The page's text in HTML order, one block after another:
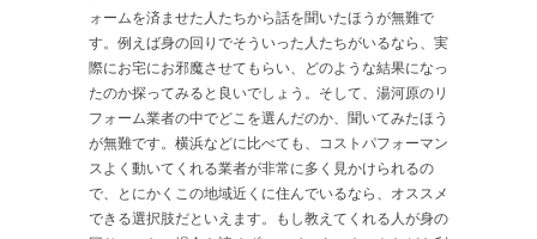
ォームを済ませた人たちから話を聞いたほうが無難で
す。例えば身の回りでそういった人たちがいるなら、実
際にお宅にお邪魔させてもらい、どのような結果になっ
たのか探ってみると良いでしょう。そして、湯河原のリ
フォーム業者の中でどこを選んだのか、聞いてみたほう
が無難です。横浜などに比べても、コストパフォーマン
スよく動いてくれる業者が非常に多く見かけられるの
で、とにかくこの地域近くに住んでいるなら、オススメ
できる選択肢だといえます。もし教えてくれる人が身の